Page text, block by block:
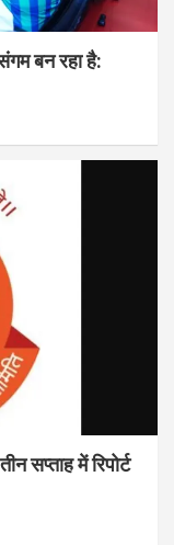
बन रहा है:
सप्ताह में रिपोर्ट